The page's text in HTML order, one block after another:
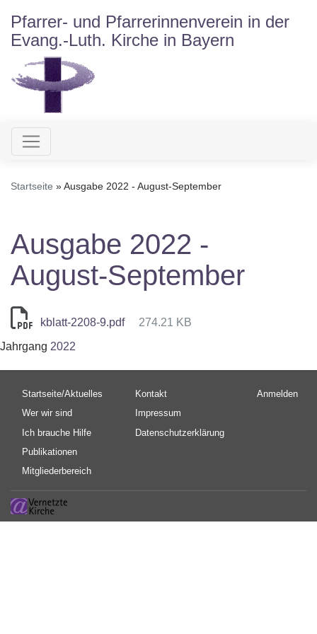
zum
Inhalt
Pfarrer- und Pfarrerinnenverein in der
Evang.-Luth. Kirche in Bayern
Hauptnavigation
Startseite Ausgabe 2022 - August-September
Ausgabe 2022 -
August-September
kblatt-2208-9.pdf
274.21 KB
Jahrgang 2022
Hauptnavigation
Startseite/Aktuelles
Wer wir sind
Ich brauche Hilfe
Publikationen
Mitgliederbereich
Fußbereichsmenü
Kontakt
Impressum
Datenschutzerklärung
Anmelden